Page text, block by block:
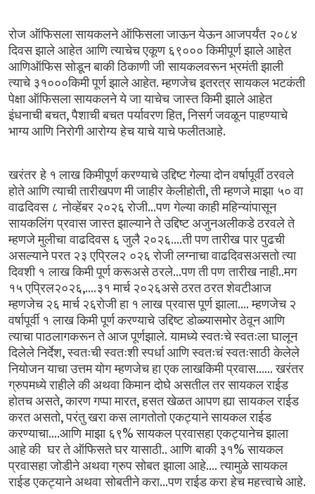
रोज ऑफिसला सायकलने ऑफिसला जाऊन येऊन आजपर्यंत २०८४
दिवस झाले आहेत आणि त्याचेच एकूण ६९००० किमीपूर्ण झाले आहेत
आणिऑफिस सोडून बाकी ठिकाणी जी सायकलवरून भ्रमंती झाली
त्याचे ३१०००किमी पूर्ण झाले आहेत.म्हणजेच इतरत्र सायकल भटकंती
पेक्षा ऑफिसला सायकलने ये जा याचेच जास्त किमी झाले आहेत
इंधनाची बचत,पैशाची बचत पर्यावरण हित,निसर्ग जवळून पाहण्याचे
भाग्य आणि निरोगी आरोग्य हेच याचे याचे फलीतआहे.
खरंतर हे १ लाख किमीपूर्ण करण्याचे उद्दिष्ट गेल्या दोन वर्षापूर्वी ठरवले
होते आणि त्याची तारीखपण मी जाहीर केलीहोती,ती म्हणजे माझा ५० वा
वाढदिवस ८ नोव्हेंबर २०२६ रोजी...पण गेल्या काही महिन्यांपासून
सायकलिंग प्रवास जास्त झाल्याने ते उद्दिष्ट अजुनअलीकडे ठरवले ते
म्हणजे मुलीचा वाढदिवस ६ जुलै २०२६....ती पण तारीख पार पुढची
असल्याने परत २३ एप्रिल२ ०२६ रोजी लग्नाचा वाढदिवसअसतो त्या
दिवशी १ लाख किमी पूर्ण करूअसे ठरले...पण ती पण तारीख नाही..मग
१५ एप्रिल२०२६,....३१ मार्च २०२६असे ठरत ठरत शेवटीआज
म्हणजेच २६ मार्च २६रोजी हा १ लाख प्रवास पूर्ण झाला....म्हणजेच २
वर्षापूर्वी १ लाख किमी पूर्ण करण्याचे उद्दिष्ट डोळ्यासमोर ठेवून आणि
त्याचा पाठलागकरून ते आज पूर्णझाले.यामध्ये स्वतःचे स्वतःला घालून
दिलेले निर्देश,स्वतःची स्वतःशी स्पर्धा आणि स्वतःचं स्वतःसाठी केलेले
नियोजन याचा उत्तम योग म्हणजेच हा एक लाखकिमी प्रवास......खरंतर
ग्रुपमध्ये राहीले की अथवा किमान दोघे असतील तर सायकल राईड
होतच असते,कारण गप्पा मारत,हसत खेळत आपण ह्या सायकल राईड
करत असतो,परंतु खरा कस लागतोतो एकट्याने सायकल राईड
करण्याचा....आणि माझा ६९%सायकल प्रवासहा एकट्यानेच झाला
आहे की घर ते ऑफिसते घर यासाठी.. आणि बाकी ३१%सायकल
प्रवासहा जोडीने अथवा ग्रुप सोबत झाला आहे....त्यामुळे सायकल
राईड एकट्याने अथवा सोबतीने करा...पण राईड करा हेच महत्त्वाचे आहे.